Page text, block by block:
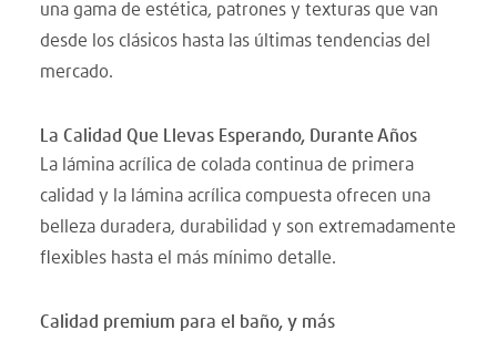
una gama de estética, patrones y texturas que van
desde los clásicos hasta las últimas tendencias del
mercado.
La Calidad Que Llevas Esperando, Durante Años
La lámina acrílica de colada continua de primera
calidad y la lámina acrílica compuesta ofrecen una
belleza duradera, durabilidad y son extremadamente
flexibles hasta el más mínimo detalle.
Calidad premium para el baño, y más